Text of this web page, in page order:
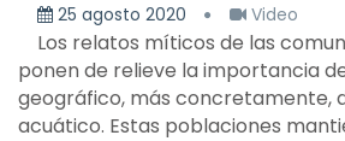
25 agosto 2020
Video
Los relatos míticos de las
ponen de relieve la importancia
geográfico, más concretamente,
acuático. Estas poblaciones